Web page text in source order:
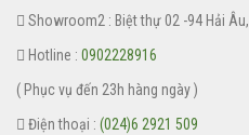
Showroom2 : Biệt thự 02 -94 Hải
Hotline : 0902228916
( Phục vụ đến 23h hàng ngày )
Điện thoại : (024)6 2921 509